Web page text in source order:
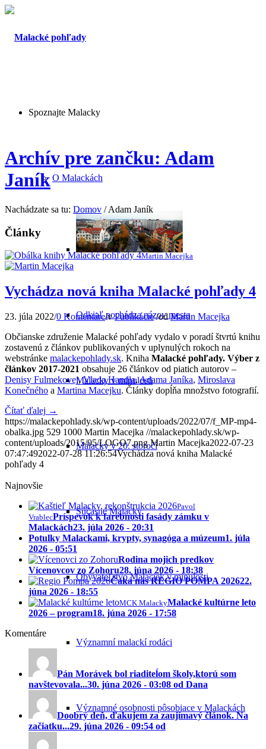
Spoznajte Malacky
O Malackách
Odkiaľ pochádza názov mesta
Malacky v minulosti
Malacky v 20. storočí
Súčasné Malacky
Obyvateľstvo Malaciek v minulosti
Významní malackí rodáci
Významné osobnosti pôsobiace v Malackách
Archív pre zančku: Adam
Janík
Nachádzate sa tu: Domov / Adam Janík
Články
Martin Macejka
Vychádza nová kniha Malacké pohľady 4
23. júla 2022/0 Komentáre/vPublikácie /odMartin Macejka
Občianske združenie Malacké pohľady vydalo v poradí štvrtú knihu
zostavenú z článkov publikovaných v uplynulých rokoch na
webstránke malackepohlady.sk. Kniha Malacké pohľady. Výber z
článkov 2017-2021 obsahuje 26 článkov od piatich autorov –
Denisy Fulmekovej,Vlada Handla,Adama Janíka, Miroslava
Konečného a Martina Macejku. Články dopĺňa množstvo fotografií.
Čítať ďalej →
https://malackepohlady.sk/wp-content/uploads/2022/07/f_MP-mp4-
obalka.jpg 529 1000 Martin Macejka //malackepohlady.sk/wp-
content/uploads/2015/05/LOGO7.png Martin Macejka2022-07-23
07:47:492022-07-28 11:26:54Vychádza nová kniha Malacké
pohľady 4
Najnovšie
Pavol
VrablecPríspevok k farebnosti fasády zámku v
Malackách23. júla 2026 - 20:31
Potulky Malackami, krypty, synagóga a múzeum1. júla
2026 - 05:51
Rodina mojich predkov
Vícenovcov zo Zohoru28. júna 2026 - 18:38
Čaká nás REGIO POMPA 202622.
júna 2026 - 18:55
MCK MalackyMalacké kultúrne leto
2026 – program18. júna 2026 - 17:58
Komentáre
Pán Morávek bol riaditeĺom školy,ktorú som
navštevovala...30. júna 2026 - 03:08 od Dana
Doobrý deň, ďakujem za zaujímavý článok. Na
začiatku...29. júna 2026 - 09:54 od